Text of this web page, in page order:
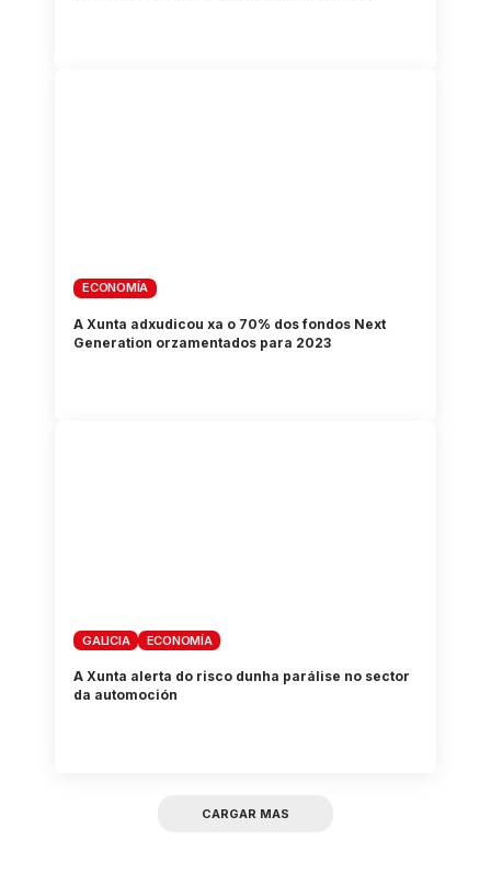
ECONOMÍA
A Xunta adxudicou xa o 70% dos fondos Next
Generation orzamentados para 2023
GALICIA ECONOMÍA
A Xunta alerta do risco dunha parálise no sector
da automoción
CARGAR MAS